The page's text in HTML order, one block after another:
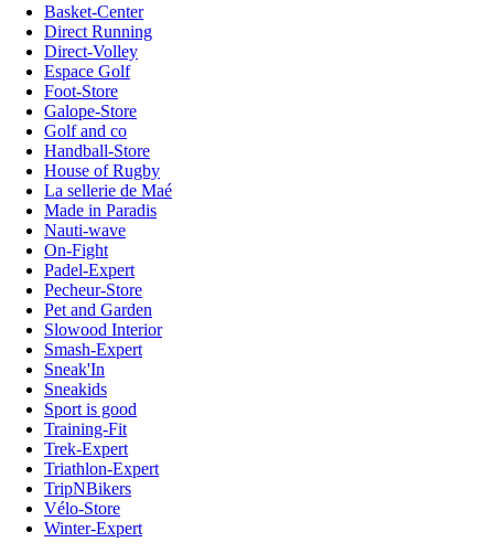
Basket-Center
Direct Running
Direct-Volley
Espace Golf
Foot-Store
Galope-Store
Golf and co
Handball-Store
House of Rugby
La sellerie de Maé
Made in Paradis
Nauti-wave
On-Fight
Padel-Expert
Pecheur-Store
Pet and Garden
Slowood Interior
Smash-Expert
Sneak'In
Sneakids
Sport is good
Training-Fit
Trek-Expert
Triathlon-Expert
TripNBikers
Vélo-Store
Winter-Expert